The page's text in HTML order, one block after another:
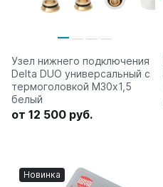
Узел нижнего подключения
Delta DUO универсальный с
термоголовкой М30х1,5
белый
от 12 500 руб.
Новинка